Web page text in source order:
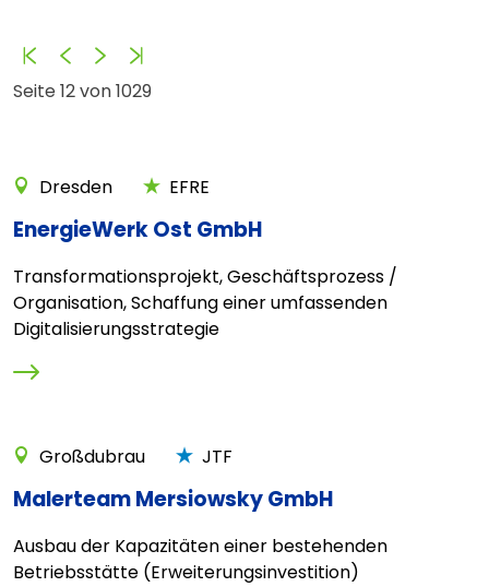
Seite 12 von 1029
AnfangZurückVorwärts
Dresden EFRE
EnergieWerk Ost GmbH
Transformationsprojekt, Geschäftsprozess /
Organisation, Schaffung einer umfassenden
Digitalisierungsstrategie
Großdubrau JTF
Malerteam Mersiowsky GmbH
Ausbau der Kapazitäten einer bestehenden
Betriebsstätte (Erweiterungsinvestition)